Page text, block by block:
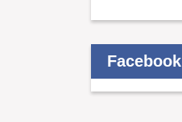
Facebook